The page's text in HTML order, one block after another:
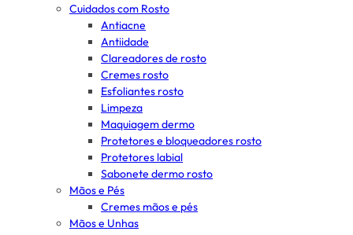
Cuidados com Rosto
Antiacne
Antiidade
Clareadores de rosto
Cremes rosto
Esfoliantes rosto
Limpeza
Maquiagem dermo
Protetores e bloqueadores rosto
Protetores labial
Sabonete dermo rosto
Mãos e Pés
Cremes mãos e pés
Mãos e Unhas